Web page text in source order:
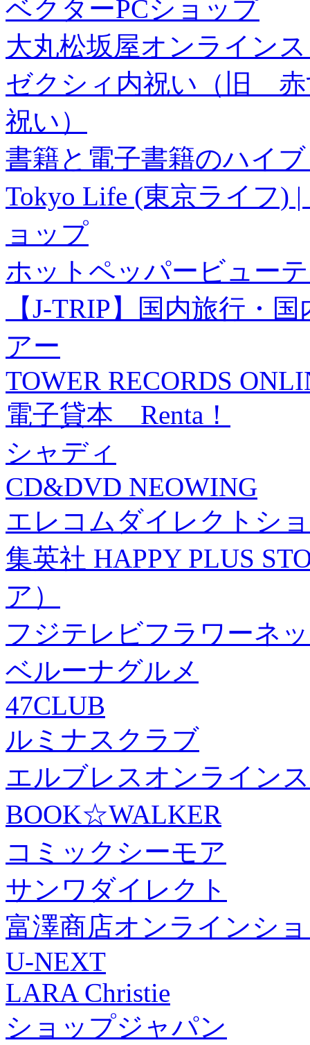
ベクターPCショップ
大丸松坂屋オンライン
ゼクシィ内祝い（旧 赤
祝い）
書籍と電子書籍のハイ
Tokyo Life (東京ライフ)
ョップ
ホットペッパービュー
【J-TRIP】国内旅行・
アー
TOWER RECORDS
電子貸本 Renta！
シャディ
CD&DVD NEOWING
エレコムダイレクトシ
集英社 HAPPY PLUS
ア）
フジテレビフラワーネ
ベルーナグルメ
47CLUB
ルミナスクラブ
エルブレスオンライン
BOOK☆WALKER
コミックシーモア
サンワダイレクト
富澤商店オンラインシ
U-NEXT
LARA Christie
ショップジャパン